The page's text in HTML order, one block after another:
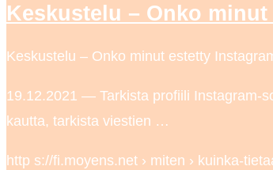
Keskustelu – Onko
Keskustelu – Onko minut estetty
19.12.2021 — Tarkista profiili Instagram-
kautta, tarkista viestien …
http s://fi.moyens.net › miten › kuinka-